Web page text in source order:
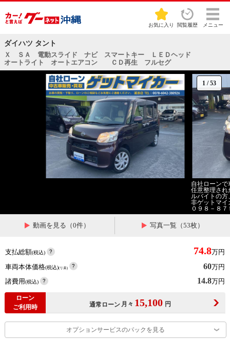
お気に入り 閲覧履歴 メニュー
ダイハツ タント
Ｘ ＳＡ 電動スライド ナビ スマートキー ＬＥＤヘッド
オートライト オートエアコン ＣＤ再生 フルセグ
1 /53
自社ローン
任意整理され
ルバイトの
非ゲットマイ
０９８－８
動画を見る（0件） 写真一覧（53枚）
支払総額(税込) 74.8万円
車両本体価格(税込)(リ未) 60万円
諸費用(税込) 14.8万円
ローン
ご利用時
通常ローン 月々 15,100 円
オプションサービスのパックを見る